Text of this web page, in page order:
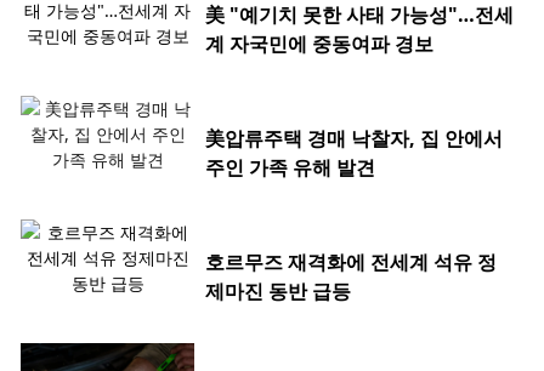
美 "예기치 못한 사태 가능성"…전세
계 자국민에 중동여파 경보
美압류주택 경매 낙찰자, 집 안에서
주인 가족 유해 발견
호르무즈 재격화에 전세계 석유 정
제마진 동반 급등